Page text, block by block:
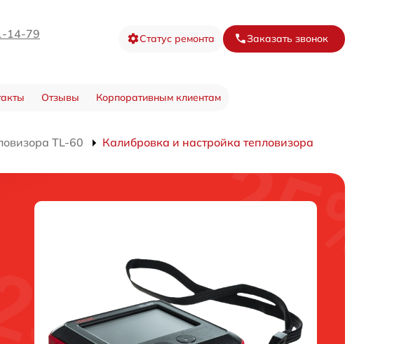
14-79 Статус ремонта Заказать звонок
Отзывы Корпоративным клиентам
TL-60 Калибровка и настройка тепловизора